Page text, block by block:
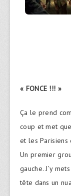
« FONCE !!! »
Ça le prend
coup et met
et les Parisiens
Un premier
gauche. J’y
tête dans un